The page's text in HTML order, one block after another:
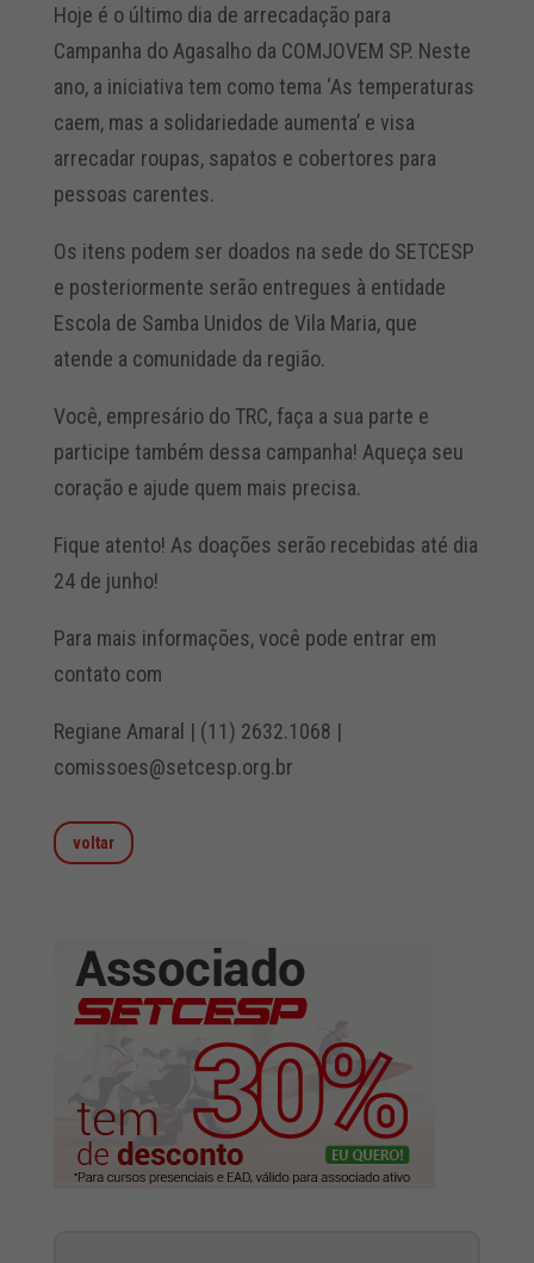
Hoje é o último dia de arrecadação para
Campanha do Agasalho da COMJOVEM SP. Neste
ano, a iniciativa tem como tema ‘As temperaturas
caem, mas a solidariedade aumenta’ e visa
arrecadar roupas, sapatos e cobertores para
pessoas carentes.
Os itens podem ser doados na sede do SETCESP
e posteriormente serão entregues à entidade
Escola de Samba Unidos de Vila Maria, que
atende a comunidade da região.
Você, empresário do TRC, faça a sua parte e
participe também dessa campanha! Aqueça seu
coração e ajude quem mais precisa.
Fique atento! As doações serão recebidas até dia
24 de junho!
Para mais informações, você pode entrar em
contato com
Regiane Amaral | (11) 2632.1068 |
comissoes@setcesp.org.br
voltar